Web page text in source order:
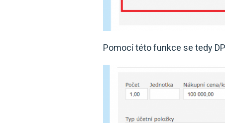
Pomocí této funkce se tedy